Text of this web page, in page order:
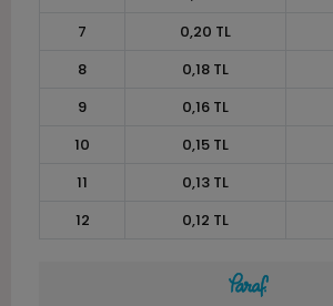
7
0,20 TL
8
0,18 TL
9
0,16 TL
10
0,15 TL
11
0,13 TL
12
0,12 TL